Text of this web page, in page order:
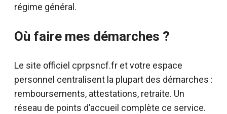
régime général.
Où faire mes démarches ?
Le site officiel cprpsncf.fr et votre espace
personnel centralisent la plupart des démarches :
remboursements, attestations, retraite. Un
réseau de points d’accueil complète ce service.